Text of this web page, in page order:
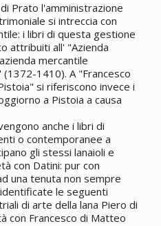
Prato l'amministrazione
si intreccia con
i libri di questa gestione
attribuiti all' "Azienda
mercantile
1410). A "Francesco
si riferiscono invece i
a Pistoia a causa
anche i libri di
o contemporanee a
gli stessi lanaioli e
con Datini: pur con
una tenuta non sempre
le seguenti
di arte della lana Piero di
con Francesco di Matteo